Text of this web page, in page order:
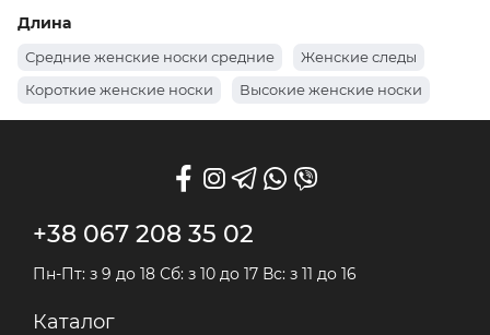
Длина
Средние женские носки средние
Женские следы
Короткие женские носки
Высокие женские носки
+38 067 208 35 02
Пн-Пт: з 9 до 18 Сб: з 10 до 17 Вс: з 11 до 16
Каталог